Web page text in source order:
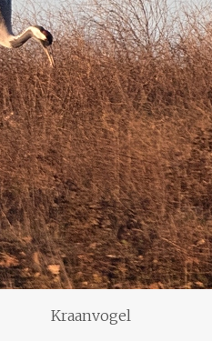
Kraanvogel